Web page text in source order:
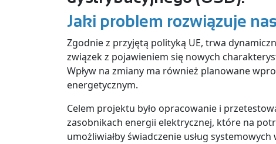
Jaki problem rozwiązuje
Zgodnie z przyjętą polityką UE, trwa
związek z pojawieniem się nowych
Wpływ na zmiany ma również planowane
energetycznym.
Celem projektu było opracowanie i
zasobnikach energii elektrycznej, które na
umożliwiałby świadczenie usług